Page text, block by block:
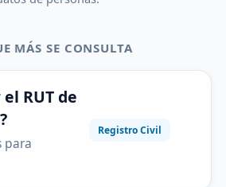
MÁS SE CONSULTA
RUT de
para
Registro Civil